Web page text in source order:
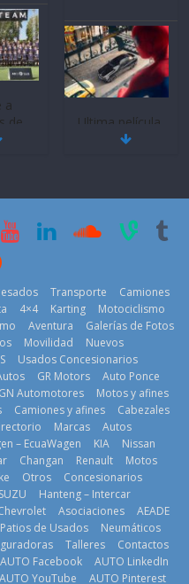
a
de
en 8
de
Ultima película
‘Spider‑Man:
29 de julio de
¿Qué puede
pasar con tu
vehículo si
permanece
varios días sin
usar?
3 de agosto de
2026
Transporte
Camiones
4×4 Karting
Motociclismo
Aventura
Galerías de Fotos
Movilidad
Nuevos
Usados Concesionarios
GR Motors
Auto Ponce
GN Automotores
Motos y afines
Camiones y afines
Cabezales
Marcas
Autos
– EcuaWagen KIA
Nissan
Changan Renault
Motos
Otros
Concesionarios
Hanteng – Intercar
Asociaciones
AEADE
Patios de Usados
Neumáticos
Talleres
Contactos
AUTO Facebook
AUTO LinkedIn
AUTO YouTube AUTO Pinterest